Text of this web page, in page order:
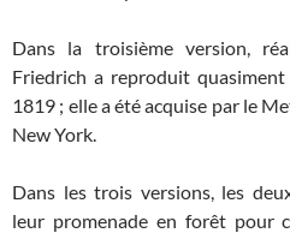
Dans la troisième version,
Friedrich a reproduit
1819 ; elle a été acquise par le
New York.
Dans les trois versions, les
leur promenade en forêt pour